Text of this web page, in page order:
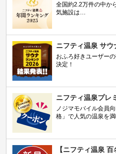
全国約2.2万件の中か
気施設は…
ニフティ温泉 サ
おふろ好きユーザー
決定！
ニフティ温泉プレ
ノジマモバイル会員
格」で人気の温泉を満
【ニフティ温泉 百